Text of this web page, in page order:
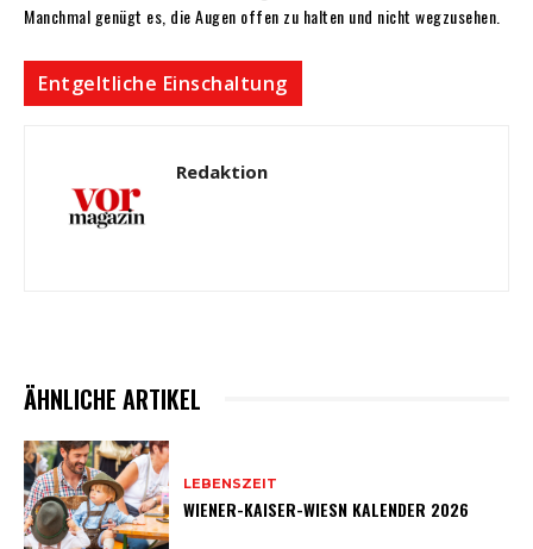
Manchmal genügt es, die Augen offen zu halten und nicht wegzusehen.
Entgeltliche Einschaltung
Redaktion
ÄHNLICHE ARTIKEL
LEBENSZEIT
WIENER-KAISER-WIESN KALENDER 2026